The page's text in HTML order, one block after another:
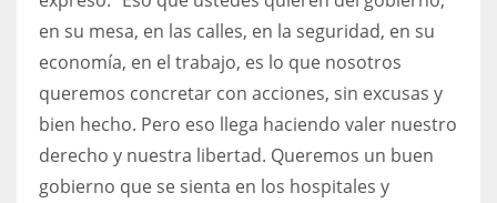
en su mesa, en las calles, en la seguridad, en su
economía, en el trabajo, es lo que nosotros
queremos concretar con acciones, sin excusas y
bien hecho. Pero eso llega haciendo valer nuestro
derecho y nuestra libertad. Queremos un buen
gobierno que se sienta en los hospitales y